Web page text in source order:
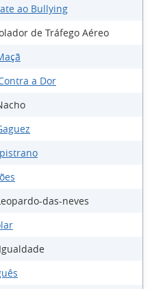
ao Bullying
de Tráfego Aéreo
a Dor
das-neves